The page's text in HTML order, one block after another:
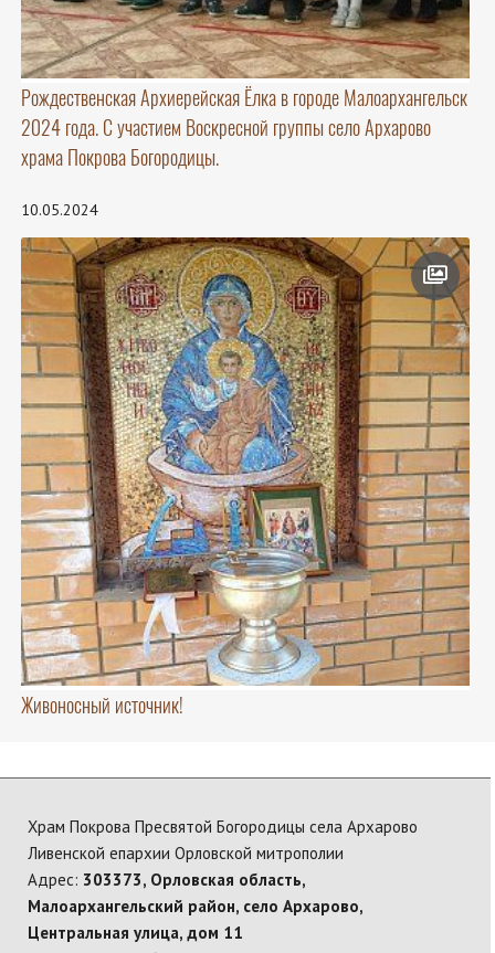
Рождественская Архиерейская Ёлка в городе Малоархангельск
2024 года. С участием Воскресной группы село Архарово
храма Покрова Богородицы.
10.05.2024
Живоносный источник!
Храм Покрова Пресвятой Богородицы села Архарово
Ливенской епархии Орловской митрополии
Адрес: 303373, Орловская область,
Малоархангельский район, село Архарово,
Центральная улица, дом 11